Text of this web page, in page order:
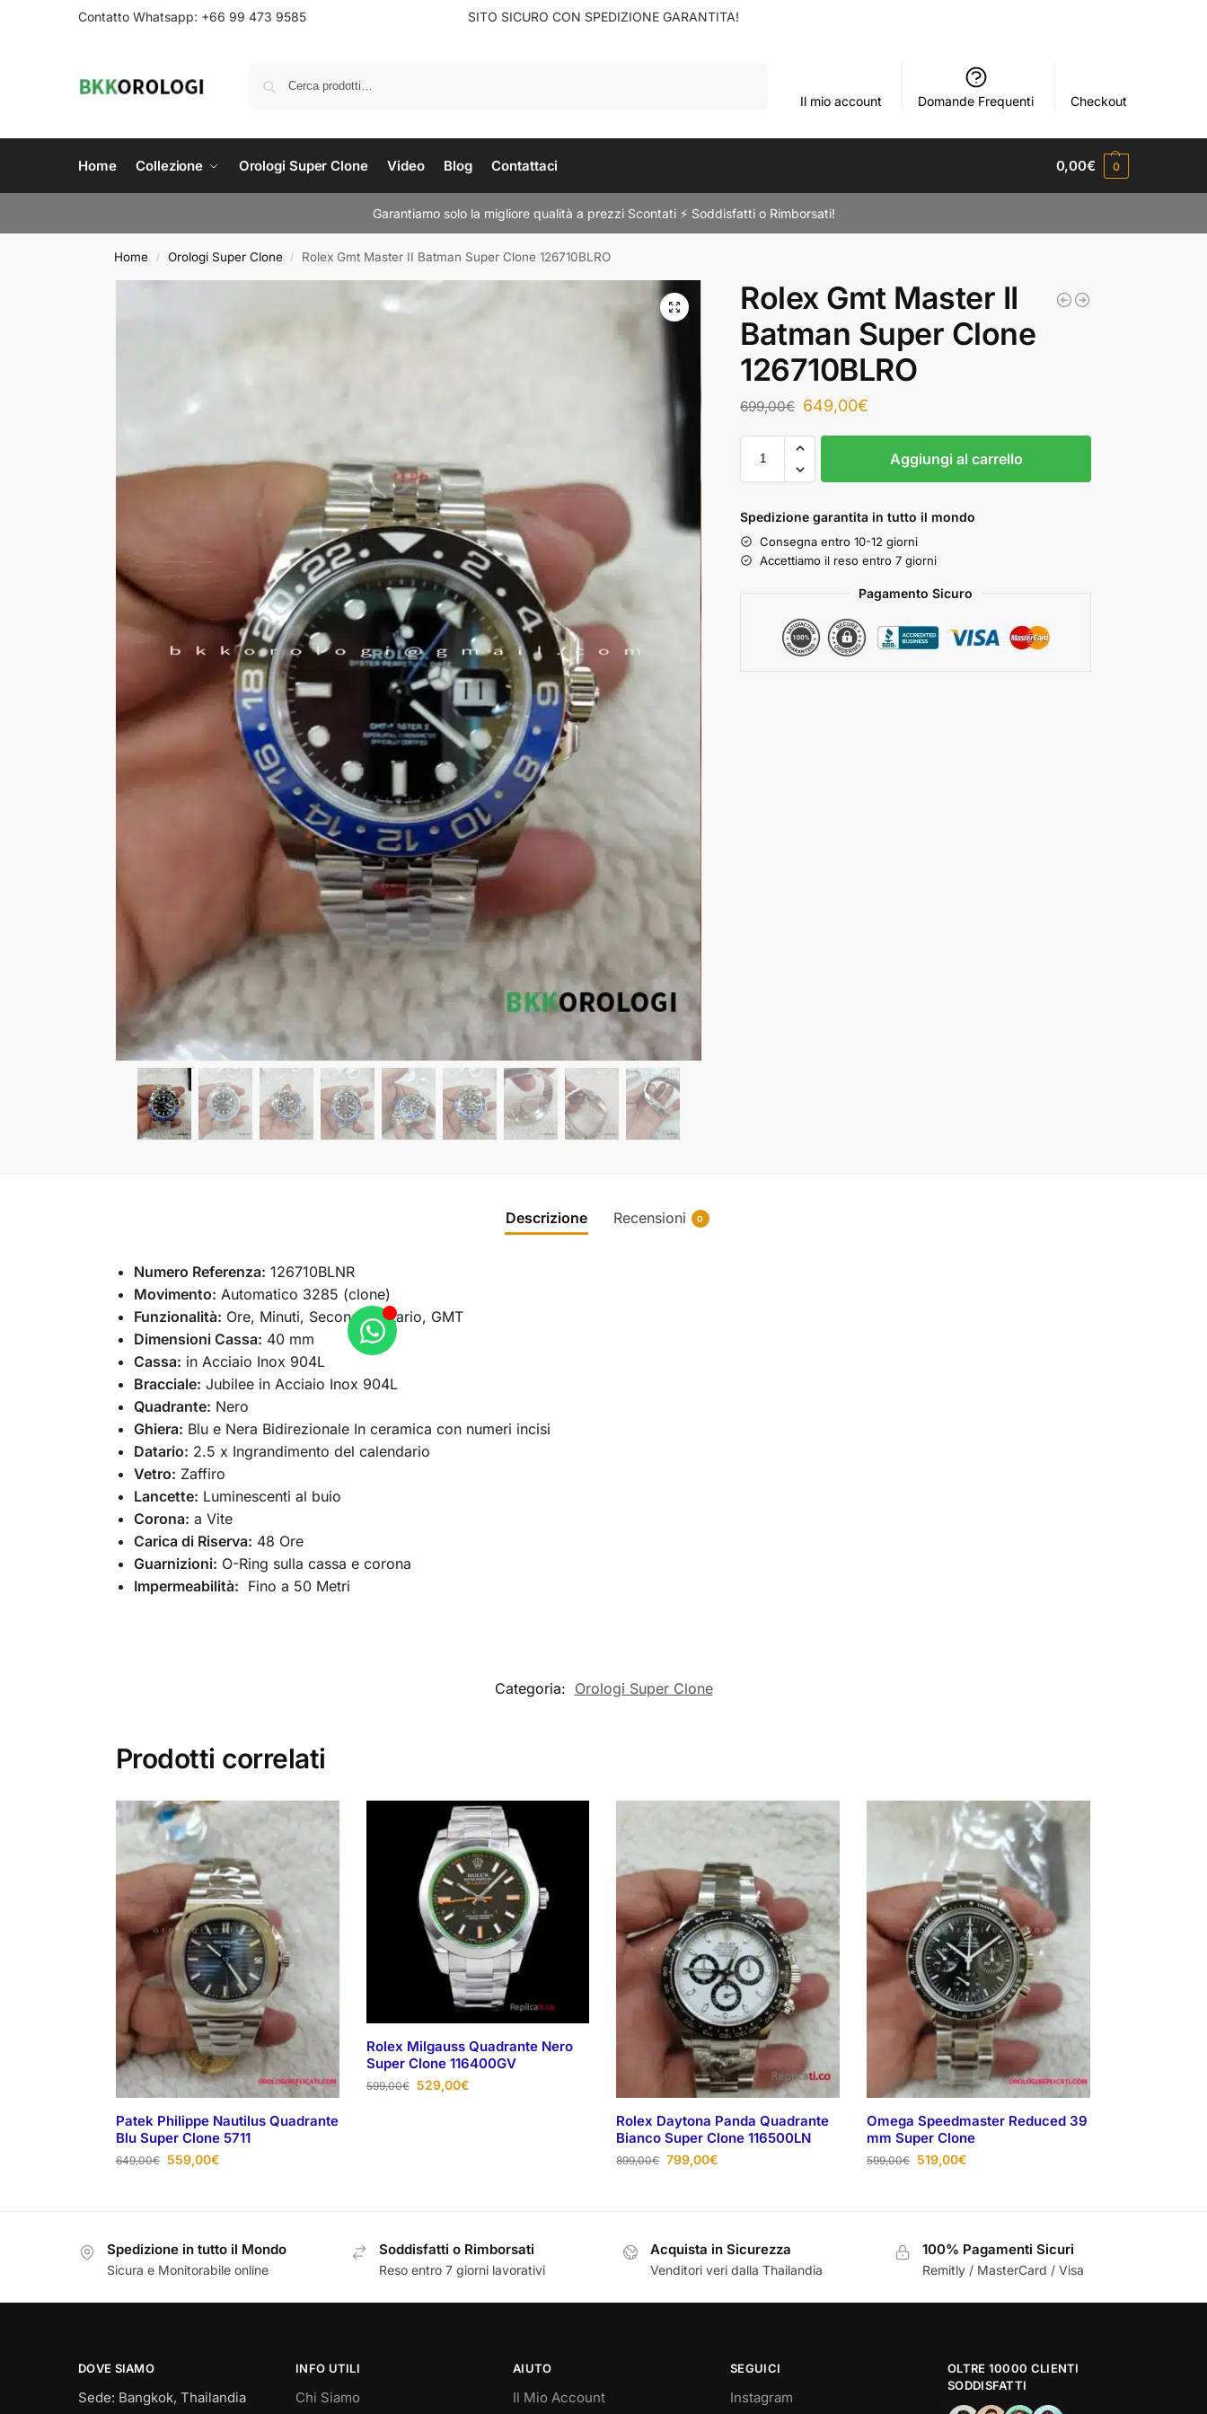
Contatto Whatsapp: +66 99 473 9585 SITO SICURO CON SPEDIZIONE GARANTITA!
Il mio account Domande Frequenti Checkout
Home Collezione Orologi Super Clone Video Blog Contattaci 0,00€ 0
Garantiamo solo la migliore qualità a prezzi Scontati ⚡ Soddisfatti o Rimborsati!
Home / Orologi Super Clone / Rolex Gmt Master II Batman Super Clone 126710BLRO
Rolex Gmt Master II
Batman Super Clone
126710BLRO
699,00€ 649,00€
Aggiungi al carrello
Spedizione garantita in tutto il mondo
Consegna entro 10-12 giorni
Accettiamo il reso entro 7 giorni
Pagamento Sicuro
Descrizione Recensioni 0
Numero Referenza: 126710BLNR
Movimento: Automatico 3285 (clone)
Funzionalità: Ore, Minuti, Secondi, Datario, GMT
Dimensioni Cassa: 40 mm
Cassa: in Acciaio Inox 904L
Bracciale: Jubilee in Acciaio Inox 904L
Quadrante: Nero
Ghiera: Blu e Nera Bidirezionale In ceramica con numeri incisi
Datario: 2.5 x Ingrandimento del calendario
Vetro: Zaffiro
Lancette: Luminescenti al buio
Corona: a Vite
Carica di Riserva: 48 Ore
Guarnizioni: O-Ring sulla cassa e corona
Impermeabilità: Fino a 50 Metri
Categoria: Orologi Super Clone
Prodotti correlati
Patek Philippe Nautilus Quadrante
Blu Super Clone 5711
649,00€ 559,00€
Rolex Milgauss Quadrante Nero
Super Clone 116400GV
599,00€ 529,00€
Rolex Daytona Panda Quadrante
Bianco Super Clone 116500LN
899,00€ 799,00€
Omega Speedmaster Reduced 39
mm Super Clone
599,00€ 519,00€
Spedizione in tutto il Mondo
Sicura e Monitorabile online
Soddisfatti o Rimborsati
Reso entro 7 giorni lavorativi
Acquista in Sicurezza
Venditori veri dalla Thailandia
100% Pagamenti Sicuri
Remitly / MasterCard / Visa
DOVE SIAMO
Sede: Bangkok, Thailandia
INFO UTILI
Chi Siamo
AIUTO
Il Mio Account
SEGUICI
Instagram
OLTRE 10000 CLIENTI
SODDISFATTI